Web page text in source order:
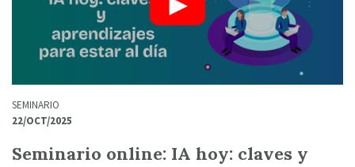
SEMINARIO
22/OCT/2025
Seminario online: IA hoy: claves y